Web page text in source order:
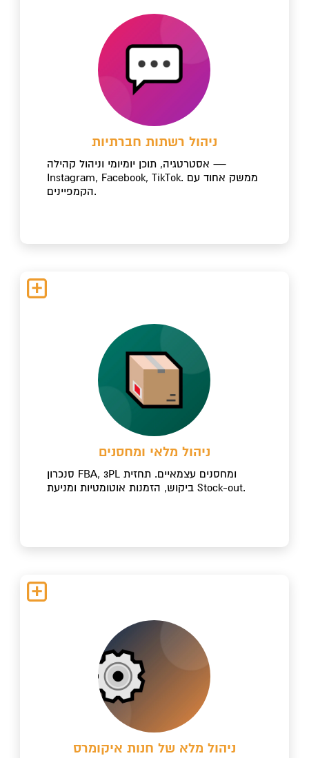
ניהול רשתות חברתיות
אסטרטגיה, תוכן יומיומי וניהול קהילה —
Instagram, Facebook, TikTok. ממשק אחוד עם
הקמפיינים.
ניהול מלאי ומחסנים
סנכרון FBA, 3PL ומחסנים עצמאיים. תחזית
ביקוש, הזמנות אוטומטיות ומניעת Stock-out.
ניהול מלא של חנות איקומרס